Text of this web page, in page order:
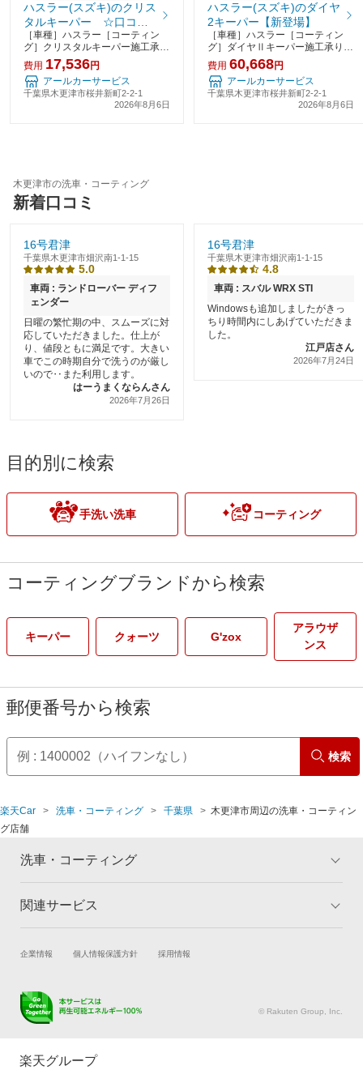
ハスラー(スズキ)のクリス
タルキーパー ☆口コミ
投稿で更に30ポイント贈
呈中☆
［車種］ハスラー［コーティン
グ］クリスタルキーパー施工承り
ました。クリスタルキーパーは２
層の被膜で1年間の耐久になりま
す。日頃のお手入れは洗車だけで
大丈夫です！クリスタルキーパー
は撥水のコーティングで
費用 17,536円
アールカーサービス
千葉県木更津市桜井新町2-2-1
2026年8月6日
ハスラー(スズキ)のダイヤ
2キーパー【新登場】
［車種］ハスラー［コーティン
グ］ダイヤⅡキーパー施工承りま
した。ダイヤⅡキーパーは、高密
度ガラスをベースに、有機レジン
被膜新ダイヤⅡレジンを重ねた２
層構造で従来のエコダイヤキーパ
ーの防汚性能はそのまま
費用 60,668円
アールカーサービス
千葉県木更津市桜井新町2-2-1
2026年8月6日
木更津市の洗車・コーティング
新着口コミ
16号君津
千葉県木更津市畑沢南1-1-15
5.0
車両 : ランドローバー ディフ
ェンダー
日曜の繁忙期の中、スムーズに対
応していただきました。仕上が
り、値段ともに満足です。大きい
車でこの時期自分で洗うのが厳し
いので‥また利用します。
はーうまくならんさん
2026年7月26日
16号君津
千葉県木更津市畑沢南1-1-15
4.8
車両 : スバル WRX STI
Windowsも追加しましたがきっ
ちり時間内にしあげていただきま
した。
江戸店さん
2026年7月24日
目的別に検索
手洗い洗車 コーティング
コーティングブランドから検索
キーパー クォーツ G'zox
アラウザ
ンス
郵便番号から検索
検索
楽天Car 洗車・コーティング 千葉県
木更津市周辺の洗車・コーティン
グ店舗
洗車・コーティング
トップ
コーティングとは コーティング診断
よくある質問
関連サービス
試乗・商談 新車購入
キズ修理予約
メンテナンス管理
タイヤ交換サービス
企業情報 個人情報保護方針 採用情報
© Rakuten Group, Inc.
楽天グループ